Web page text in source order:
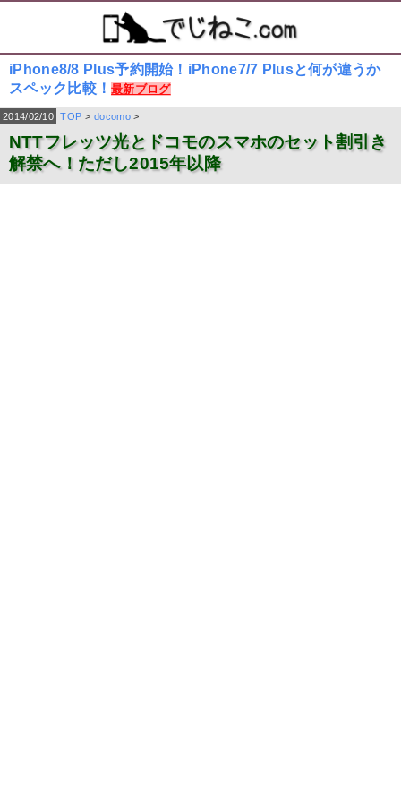
iPhone8/8 Plus予約開始！iPhone7/7 Plusと何が違うか
スペック比較！最新ブログ
2014/02/10 TOP > docomo>
NTTフレッツ光とドコモのスマホのセット割引き
解禁へ！ただし2015年以降